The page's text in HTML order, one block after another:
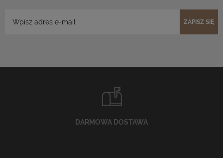
ZAPISZ SIĘ
DARMOWA DOSTAWA